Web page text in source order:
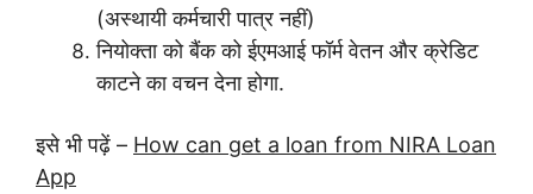
(अस्थायी कर्मचारी पात्र नहीं)
नियोक्ता को बैंक को ईएमआई फॉर्म वेतन और क्रेडिट
काटने का वचन देना होगा.
इसे भी पढ़ें – How can get a loan from NIRA Loan
App